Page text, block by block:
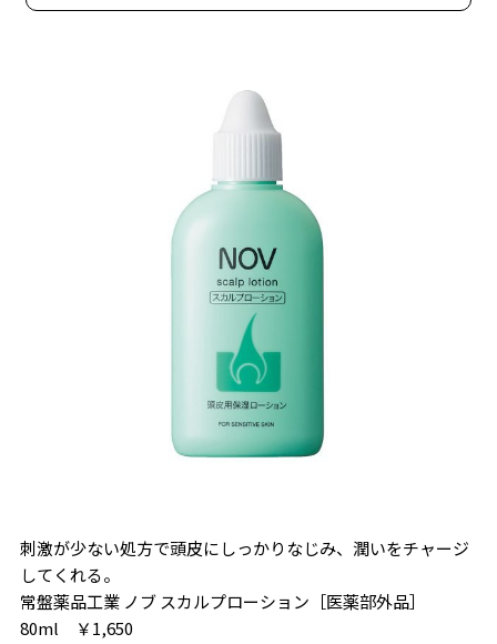
刺激が少ない処方で頭皮にしっかりなじみ、潤いをチャージ
してくれる。
常盤薬品工業 ノブ スカルプローション［医薬部外品］
80ml ￥1,650